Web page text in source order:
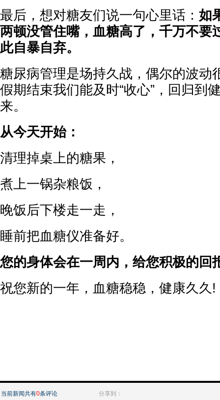
最后，想对糖友们说一句心里话： 如
两顿没管住嘴，血糖高了，千万不要
此自暴自弃。
糖尿病管理是场持久战，偶尔的波动
假期结束我们能及时“收心”，回归到
来。
从今天开始：
清理掉桌上的糖果，
煮上一锅杂粮饭，
晚饭后下楼走一走，
睡前把血糖仪准备好。
您的身体会在一周内，给您积极的回
祝您新的一年，血糖稳稳，健康久久!
当前新闻共有0条评论 分享到：